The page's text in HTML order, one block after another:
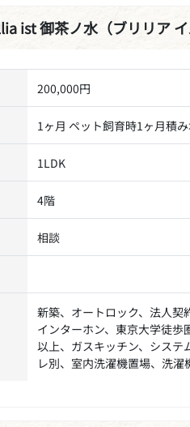
ist 御茶ノ水（ブリリア
200,000円
1ヶ月 ペット飼育時1ヶ月積
1LDK
4階
相談
新築、オートロック、法人
インターホン、東京大学徒
以上、ガスキッチン、システ
レ別、室内洗濯機置場、洗